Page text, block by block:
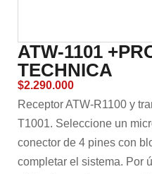
ATW-1101
TECHNICA
$2.290.000
Receptor ATW-R1100 y
T1001. Seleccione un
conector de 4 pines con
completar el sistema. Por